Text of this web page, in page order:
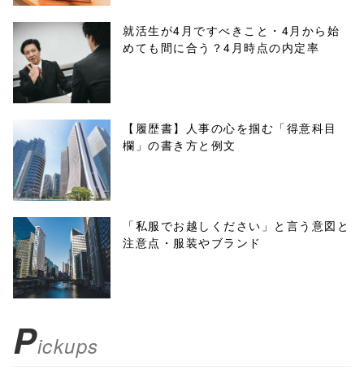
/1135914"
onclick="windo
w.open(this.hre
f, 'Gwindow',
'width=550,
height=450,
menubar=no,
toolbar=no,
scrollbars=yes'
false;"> シェア
就活生が4月ですべきこと・4月から始
めても間に合う？4月時点の内定率
【履歴書】人事の心を掴む「得意科目
欄」の書き方と例文
「私服でお越しください」と言う意図と
注意点・服装やブランド
Pickups